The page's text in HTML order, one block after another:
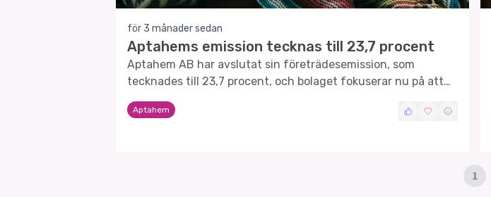
för 3 månader sedan
Aptahems emission tecknas till 23,7 procent
Aptahem AB har avslutat sin företrädesemission, som
tecknades till 23,7 procent, och bolaget fokuserar nu på att
driva utvecklingen av sin läkemedelskandidat Apta-1.
Aptahem
1